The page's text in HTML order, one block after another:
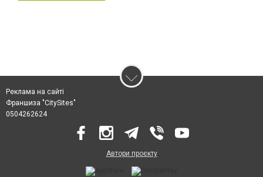
Реклама на сайті
Франшиза "CitySites"
0504262624
Автори проєкту